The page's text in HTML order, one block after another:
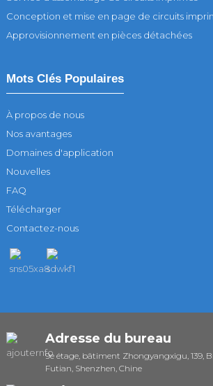
Conception et mise en page de circuits
Approvisionnement en pièces détachées
Mots Clés Populaires
À propos de nous
Nos avantages
Domaines d'application
Nouvelles
FAQ
Télécharger
Contactez-nous
Adresse du bureau
9e étage, bâtiment Zhongyangxigu, 139,
Futian, Shenzhen, Chine